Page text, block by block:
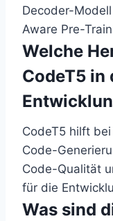
Decoder-
Aware Pre-
Welche
CodeT5 in
CodeT5 hilft
Code-
Code-Qualität
für die
Was sind